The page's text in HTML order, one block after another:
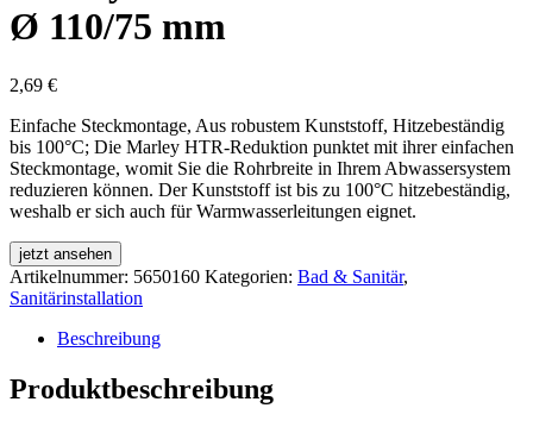
Ø 110/75 mm
2,69 €
Einfache Steckmontage, Aus robustem Kunststoff, Hitzebeständig
bis 100°C; Die Marley HTR-Reduktion punktet mit ihrer einfachen
Steckmontage, womit Sie die Rohrbreite in Ihrem Abwassersystem
reduzieren können. Der Kunststoff ist bis zu 100°C hitzebeständig,
weshalb er sich auch für Warmwasserleitungen eignet.
jetzt ansehen
Artikelnummer: 5650160 Kategorien: Bad & Sanitär,
Sanitärinstallation
Beschreibung
Produktbeschreibung